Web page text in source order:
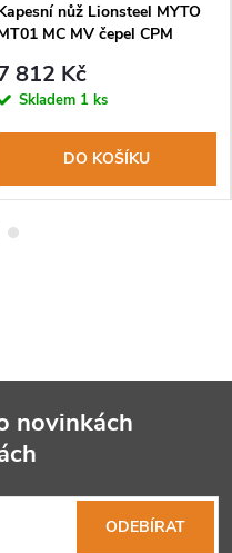
nůž Lionsteel MYTO
MC MV čepel CPM
rukojeť+titan 6AI4V, rozbíječ
812 Kč
Skladem 1 ks
DO KOŠÍKU
novinkách
ODEBÍRAT